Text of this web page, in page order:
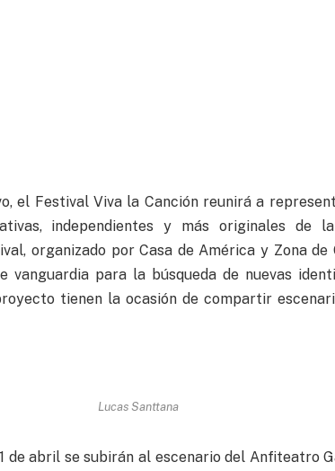
el Festival Viva la Canción reunirá a
independientes y más originales de
organizado por Casa de América y Zona de
vanguardia para la búsqueda de nuevas
tienen la ocasión de compartir
Lucas Santtana
de abril se subirán al escenario del Anfiteatro